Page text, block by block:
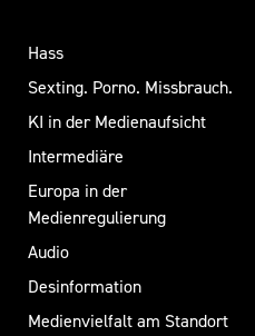
Hass
Sexting. Porno. Missbrauch.
KI in der Medienaufsicht
Intermediäre
Europa in der
Medienregulierung
Audio
Desinformation
Medienvielfalt am Standort